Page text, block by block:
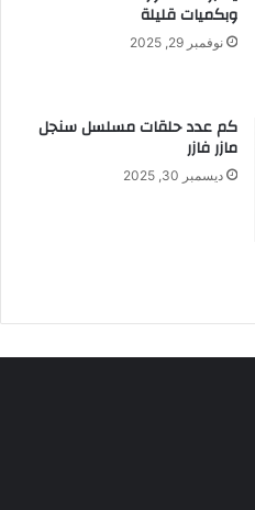
وبكميات قليلة
نوفمبر 29, 2025
كم عدد حلقات مسلسل سنجل
مازر فازر
ديسمبر 30, 2025